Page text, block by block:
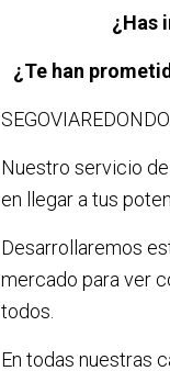
¿Has
¿Te han
Nuestro servicio
en llegar a tus
Desarrollaremos
mercado para ver
todos.
En todas nuestras